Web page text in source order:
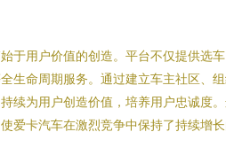
于用户价值的创造。平台不仅提供选
生命周期服务。通过建立车主社区、
续为用户创造价值，培养用户忠诚度
爱卡汽车在激烈竞争中保持了持续增